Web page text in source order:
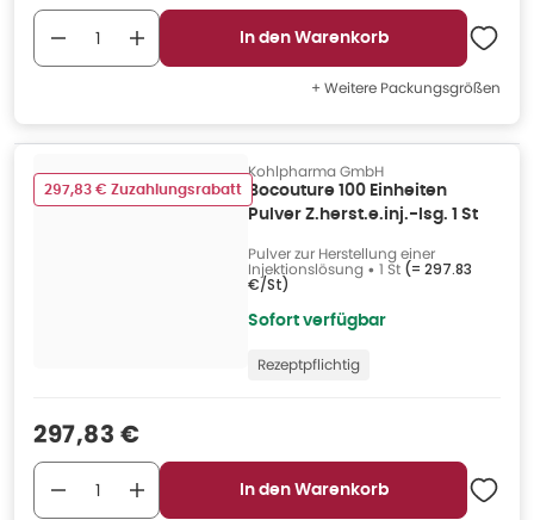
In den Warenkorb
+ Weitere Packungsgrößen
297,83 € Zuzahlungsrabatt
Kohlpharma GmbH
Bocouture 100 Einheiten
Pulver Z.herst.e.inj.-lsg. 1 St
Pulver zur Herstellung einer
Injektionslösung • 1 St (= 297.83
€/St)
Sofort verfügbar
Rezeptpflichtig
Verkaufspreis
297,83 €
In den Warenkorb